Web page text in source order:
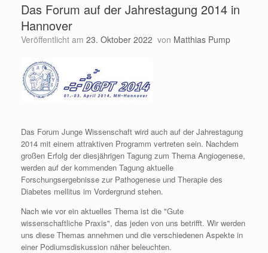
Das Forum auf der Jahrestagung 2014 in
Hannover
Veröffentlicht am 23. Oktober 2022 von Matthias Pump
Das Forum Junge Wissenschaft wird auch auf der Jahrestagung
2014 mit einem attraktiven Programm vertreten sein. Nachdem
großen Erfolg der diesjährigen Tagung zum Thema Angiogenese,
werden auf der kommenden Tagung aktuelle
Forschungsergebnisse zur Pathogenese und Therapie des
Diabetes mellitus im Vordergrund stehen.
Nach wie vor ein aktuelles Thema ist die "Gute
wissenschaftliche Praxis", das jeden von uns betrifft. Wir werden
uns diese Themas annehmen und die verschiedenen Aspekte in
einer Podiumsdiskussion näher beleuchten.